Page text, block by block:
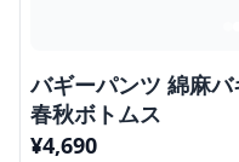
バギーパンツ 綿麻
春秋ボトムス
¥4,690